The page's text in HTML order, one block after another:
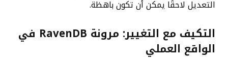
التعديل لاحقًا يمكن أن تكون باهظة.
التكيف مع التغيير: مرونة RavenDB في
الواقع العملي